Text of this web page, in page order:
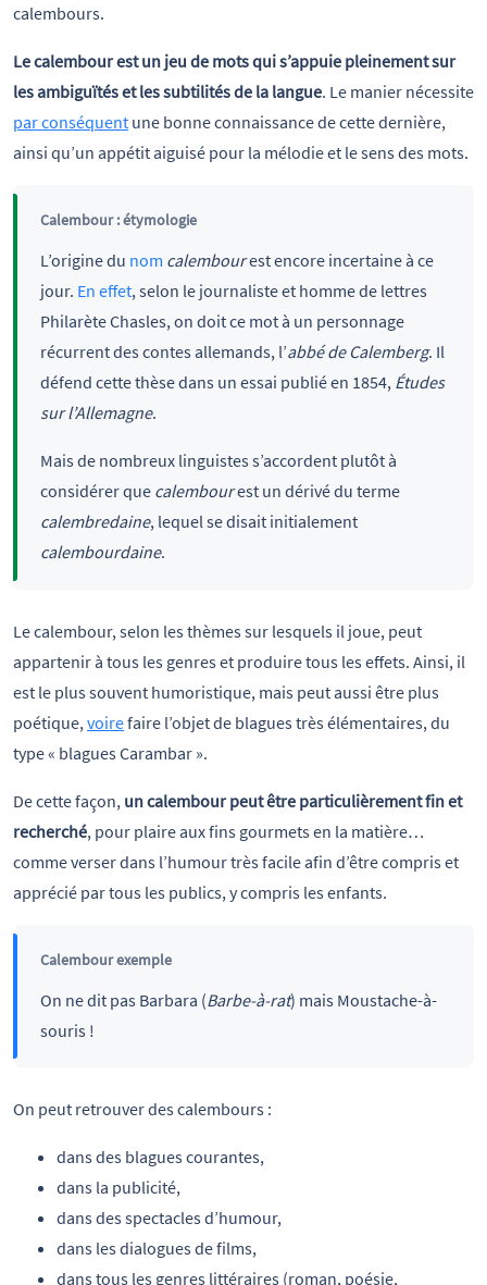
calembours.
Le calembour est un jeu de mots qui s’appuie pleinement sur
les ambiguïtés et les subtilités de la langue. Le manier nécessite
par conséquent une bonne connaissance de cette dernière,
ainsi qu’un appétit aiguisé pour la mélodie et le sens des mots.
Calembour : étymologie
L’origine du nom calembourest encore incertaine à ce
jour. En effet, selon le journaliste et homme de lettres
Philarète Chasles, on doit ce mot à un personnage
récurrent des contes allemands, l’abbé de Calemberg. Il
défend cette thèse dans un essai publié en 1854, Études
sur l’Allemagne.
Mais de nombreux linguistes s’accordent plutôt à
considérer que calembourest un dérivé du terme
calembredaine, lequel se disait initialement
calembourdaine.
Le calembour, selon les thèmes sur lesquels il joue, peut
appartenir à tous les genres et produire tous les effets. Ainsi, il
est le plus souvent humoristique, mais peut aussi être plus
poétique, voirefaire l’objet de blagues très élémentaires, du
type « blagues Carambar ».
De cette façon, un calembour peut être particulièrement fin et
recherché, pour plaire aux fins gourmets en la matière…
comme verser dans l’humour très facile afin d’être compris et
apprécié par tous les publics, y compris les enfants.
Calembour exemple
On ne dit pas Barbara (Barbe-à-rat) mais Moustache-à-
souris !
On peut retrouver des calembours :
dans des blagues courantes,
dans la publicité,
dans des spectacles d’humour,
dans les dialogues de films,
dans tous les genres littéraires (roman, poésie,